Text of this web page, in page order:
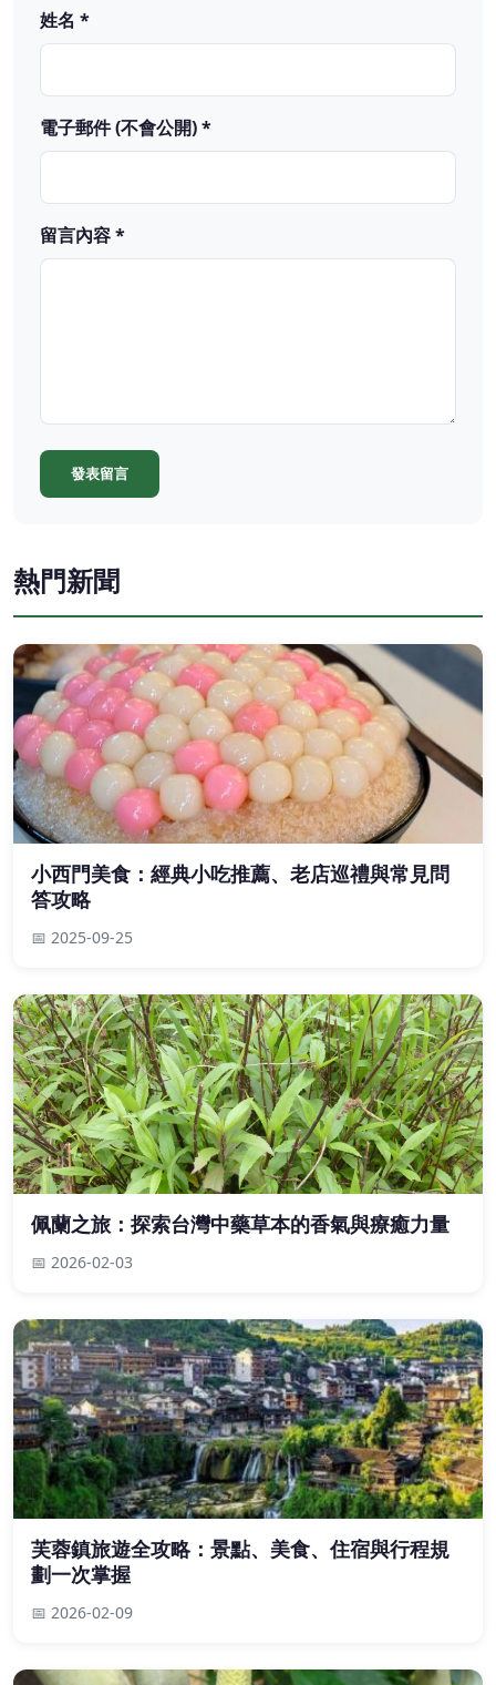
姓名 *
電子郵件 (不會公開) *
留言內容 *
發表留言
熱門新聞
小西門美食：經典小吃推薦、老店巡禮與常見問
答攻略
📅 2025-09-25
佩蘭之旅：探索台灣中藥草本的香氣與療癒力量
📅 2026-02-03
芙蓉鎮旅遊全攻略：景點、美食、住宿與行程規
劃一次掌握
📅 2026-02-09